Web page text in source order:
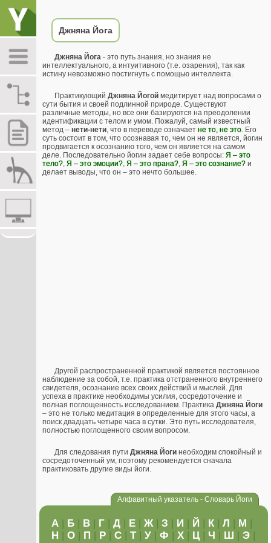
Джняна Йога
Джняна Йога - это путь знания, но знания не
интеллектуального, а интуитивного (т.е. озарения), так как
истину невозможно постигнуть с помощью интеллекта.
Практикующий Джняна Йогой медитирует над вопросами о
сути бытия и своей подлинной природе. Существуют
различные методы, но все они базируются на преодолении
идентификации с телом и умом. Пожалуй, самый известный
метод – нети-нети, что в переводе означает не то, не это. Его
суть состоит в том, что осознавая то, чем он не является, йогин
продвигается к осознанию того, чем он является на самом
деле. Последовательно йогин задает себе вопросы: Я – это
тело?, Я – это эмоции?, Я – это прана?, Я – это сознание? и
делает выводы, что он – это нечто большее.
Другой распространенной практикой является постоянное
наблюдение за собой, т.е. практика отстраненного внутреннего
свидетеля, осознание всех своих действий и мыслей. Для
успеха в практике необходимы усилия, сосредоточение и
полная поглощенность исследованием. Практика Джняна Йоги
– это не только медитация в определенные для этого часы, а
поиск двадцать четыре часа в сутки. Это путь исследователя,
полностью поглощенного своим вопросом.
Для следования пути Джняна Йоги необходим спокойный и
сосредоточенный ум, поэтому рекомендуется сначала
практиковать другие виды йоги.
Алфавитный указатель - Словарь Йоги
А | Б | В | Г | Д | Е | Ж| З | И | Й | К | Л | М |
Н | О | П | Р | С | Т| У | Ф | Х | Ц| Ч | Ш | Э |